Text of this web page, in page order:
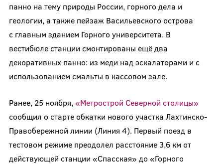
панно на тему природы России, горного дела и
геологии, а также пейзаж Васильевского острова
с главным зданием Горного университета. В
вестибюле станции смонтированы ещё два
декоративных панно: из меди над эскалаторами и с
использованием смальты в кассовом зале.
Ранее, 25 ноября, «Метрострой Северной столицы»
сообщил о старте обкатки нового участка Лахтинско-
Правобережной линии (Линия 4). Первый поезд в
тестовом режиме преодолел расстояние 3,6 км от
действующей станции «Спасская» до «Горного